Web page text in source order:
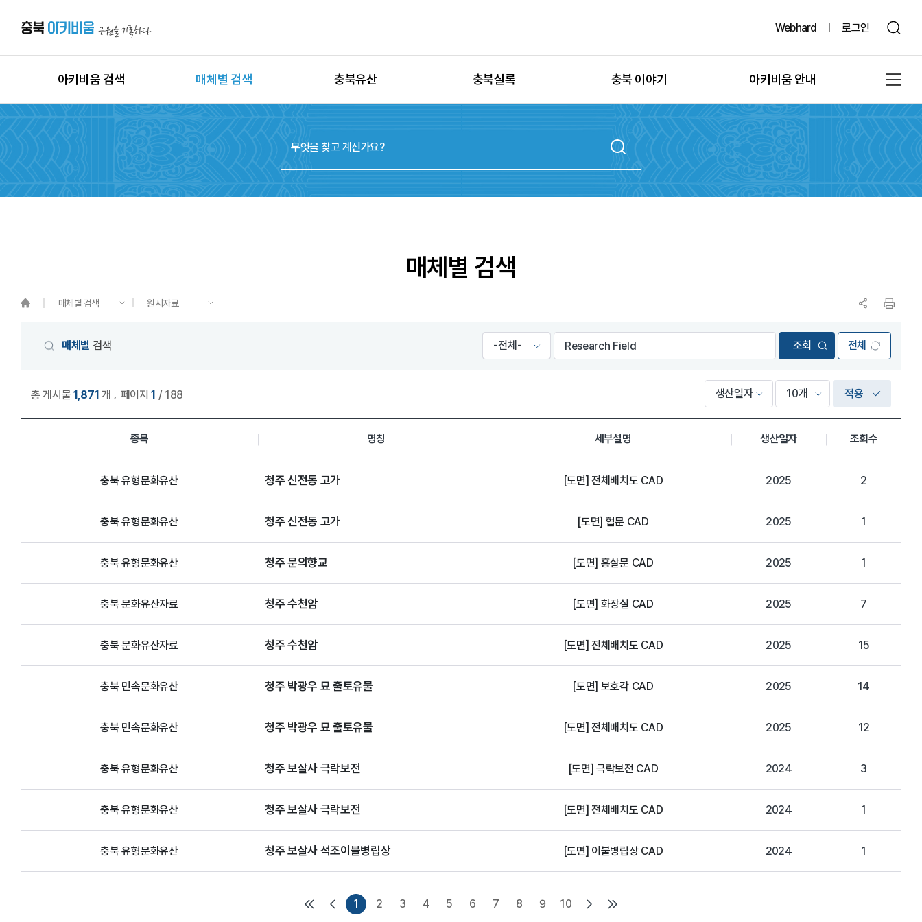
Webhard 로그인
아키비움 검색
상세검색
지역별 검색
시대별 검색
매체별 검색
이미지
동영상
음원
충북유산
유산별 보수정비
충북실록 충북 이야기
그때, 그 시절의 충북
또 다른 기록, 발굴
문화유산의 과거여행
아키비움 안내
공지사항
아키비움 소개
이용방법
매체별 검색
매체별 검색 원시자료
매체별 검색 전체
총 게시물1,871 개 페이지1 / 188 적용
미디어 세부 자료 관리 목록
종목 명칭 세부설명 생산일자 조회수
충북 유형문화유산 청주 신전동 고가 [도면] 전체배치도 CAD 2025 2
충북 유형문화유산 청주 신전동 고가 [도면] 협문 CAD 2025 1
충북 유형문화유산 청주 문의향교 [도면] 홍살문 CAD 2025 1
충북 문화유산자료 청주 수천암 [도면] 화장실 CAD 2025 7
충북 문화유산자료 청주 수천암 [도면] 전체배치도 CAD 2025 15
충북 민속문화유산 청주 박광우 묘 출토유물 [도면] 보호각 CAD 2025 14
충북 민속문화유산 청주 박광우 묘 출토유물 [도면] 전체배치도 CAD 2025 12
충북 유형문화유산 청주 보살사 극락보전 [도면] 극락보전 CAD 2024 3
충북 유형문화유산 청주 보살사 극락보전 [도면] 전체배치도 CAD 2024 1
충북 유형문화유산 청주 보살사 석조이불병립상 [도면] 이불병립상 CAD 2024 1
1 2 3 4 5 6 7 8 9 10